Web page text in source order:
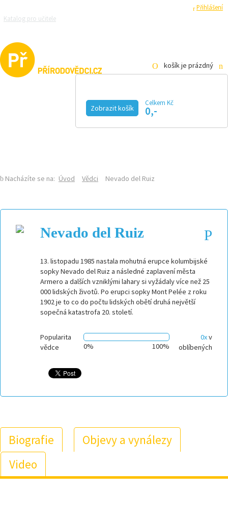
Přihlášení
Katalog pro učitele
košík je prázdný
Zobrazit košík
Celkem Kč
0,-
Nacházíte se na: Úvod Vědci Nevado del Ruiz
Nevado del Ruiz
13. listopadu 1985 nastala mohutná erupce kolumbijské
sopky Nevado del Ruiz a následné zaplavení města
Armero a dalších vzniklými lahary si vyžádaly více než 25
000 lidských životů. Po erupci sopky Mont Pelée z roku
1902 je to co do počtu lidských obětí druhá největší
sopečná katastrofa 20. století.
Popularita
vědce
0% 100%
0xv
oblíbených
Biografie
Objevy a vynálezy
Video